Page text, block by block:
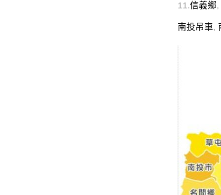
11.信義鄉,
南投吊車,